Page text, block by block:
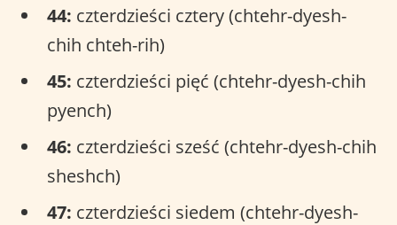
44: czterdzieści cztery (chtehr-dyesh-
chih chteh-rih)
45: czterdzieści pięć (chtehr-dyesh-chih
pyench)
46: czterdzieści sześć (chtehr-dyesh-chih
sheshch)
47: czterdzieści siedem (chtehr-dyesh-